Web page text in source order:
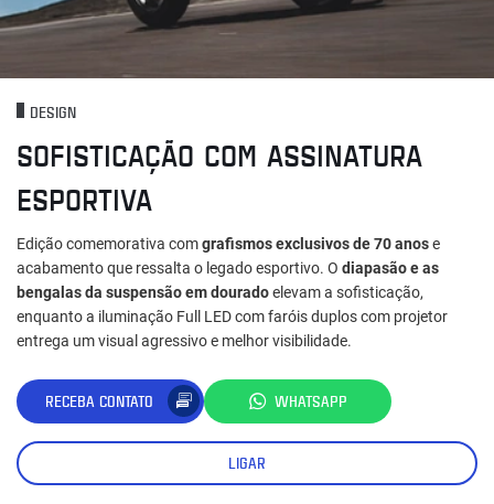
DESIGN
SOFISTICAÇÃO COM ASSINATURA
ESPORTIVA
Edição comemorativa comgrafismos exclusivos de 70 anose
acabamento que ressalta o legado esportivo. O diapasão e as
bengalas da suspensão em douradoelevam a sofisticação,
enquanto a iluminação Full LED com faróis duplos com projetor
entrega um visual agressivo e melhor visibilidade.
RECEBA CONTATO WHATSAPP
LIGAR